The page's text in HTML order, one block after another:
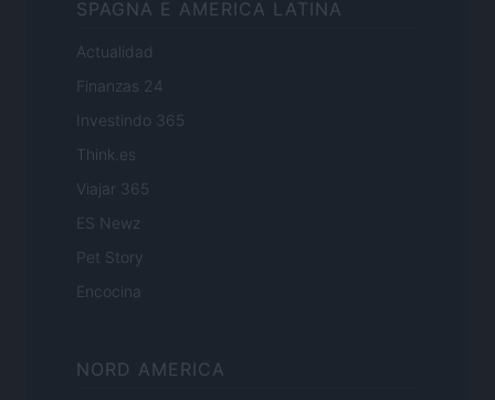
SPAGNA E AMERICA LATINA
Actualidad
Finanzas 24
Investindo 365
Think.es
Viajar 365
ES Newz
Pet Story
Encocina
NORD AMERICA